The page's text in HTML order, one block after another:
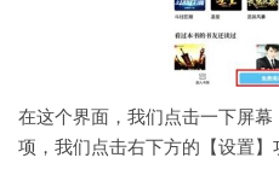
在这个界面，我们点击一下屏
项，我们点击右下方的【设置】